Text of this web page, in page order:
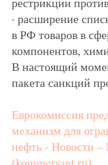
· расширение
в РФ товаров в
компонентов,
В настоящий
пакета санкций
Еврокомиссия
механизм для
нефть - Новости